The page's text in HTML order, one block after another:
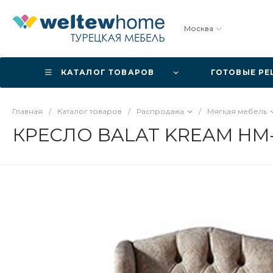
Москва
КАТАЛОГ ТОВАРОВ ГОТОВЫЕ
Главная / Каталог товаров / Распродажа / Мягкая мебель
КРЕСЛО BALAT KREAM HM-